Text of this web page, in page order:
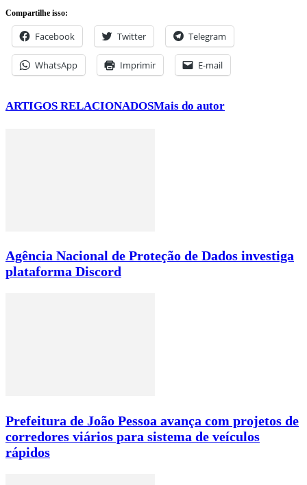
Compartilhe isso:
Facebook Twitter Telegram
WhatsApp Imprimir E-mail
ARTIGOS RELACIONADOSMais do autor
Agência Nacional de Proteção de Dados investiga
plataforma Discord
Prefeitura de João Pessoa avança com projetos de
corredores viários para sistema de veículos
rápidos